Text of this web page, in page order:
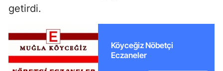
getirdi.
Köyceğiz Nöbetçi
Eczaneler